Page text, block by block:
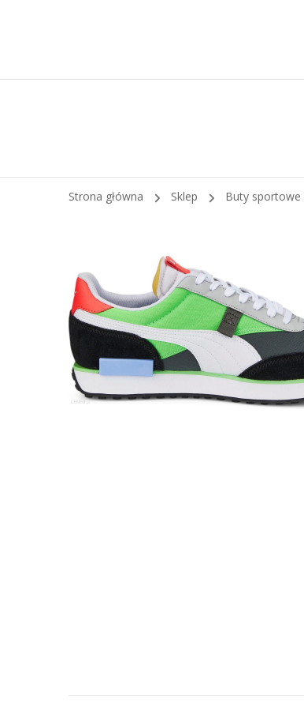
Strona główna Sklep Buty sportowe